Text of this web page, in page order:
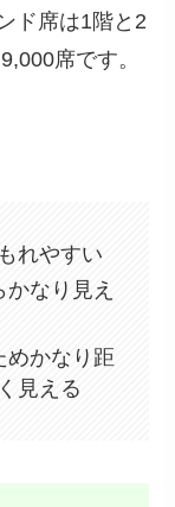
ド席は1階と2
席です。
れやすい
なり見え
めかなり距
見える